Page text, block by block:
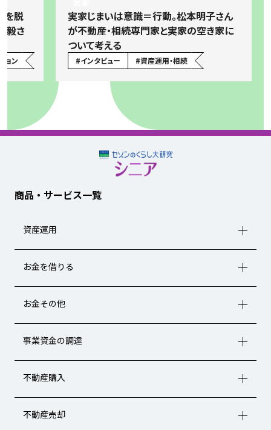
実家じまいは意識＝行動。松本明子さん
が不動産・相続専門家と実家の空き家に
ついて考える
#インタビュー #資産運用・相続
を脱
毅さ
ョン
商品・サービス一覧
資産運用
お金を借りる
お金その他
事業資金の調達
不動産購入
不動産売却